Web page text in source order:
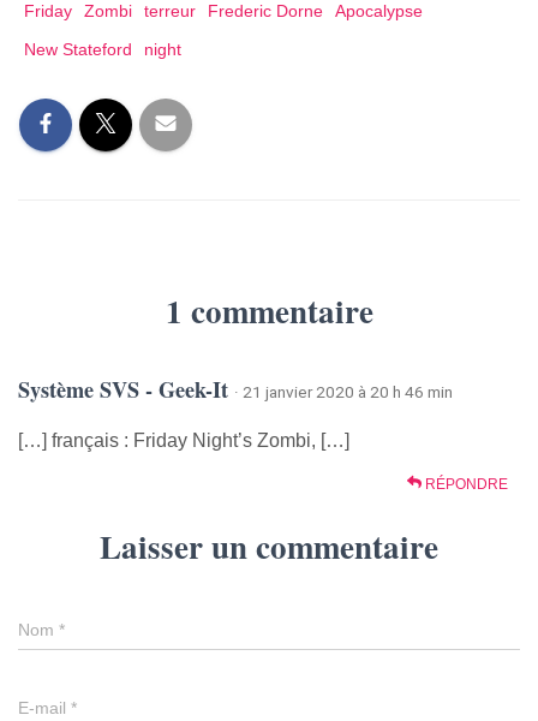
Friday
Zombi terreur Frederic Dorne
Apocalypse
New Stateford
night
1 commentaire
Système SVS - Geek-It · 21 janvier 2020 à 20 h 46 min
[…] français : Friday Night’s Zombi, […]
RÉPONDRE
Laisser un commentaire
Nom *
E-mail *